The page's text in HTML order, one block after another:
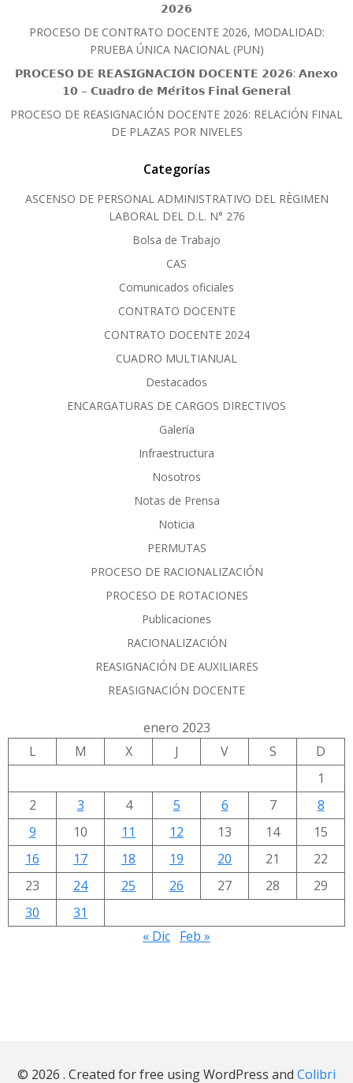
𝟮𝟬𝟮𝟲
PROCESO DE CONTRATO DOCENTE 2026, MODALIDAD:
PRUEBA ÚNICA NACIONAL (PUN)
𝗣𝗥𝗢𝗖𝗘𝗦𝗢 𝗗𝗘 𝗥𝗘𝗔𝗦𝗜𝗚𝗡𝗔𝗖𝗜𝗢́𝗡 𝗗𝗢𝗖𝗘𝗡𝗧𝗘 𝟮𝟬𝟮𝟲: 𝗔𝗻𝗲𝘅𝗼
𝟭𝟬 – 𝗖𝘂𝗮𝗱𝗿𝗼 𝗱𝗲 𝗠𝗲́𝗿𝗶𝘁𝗼𝘀 𝗙𝗶𝗻𝗮𝗹 𝗚𝗲𝗻𝗲𝗿𝗮𝗹
PROCESO DE REASIGNACIÓN DOCENTE 2026: RELACIÓN FINAL
DE PLAZAS POR NIVELES
Categorías
ASCENSO DE PERSONAL ADMINISTRATIVO DEL RÈGIMEN
LABORAL DEL D.L. N° 276
Bolsa de Trabajo
CAS
Comunicados oficiales
CONTRATO DOCENTE
CONTRATO DOCENTE 2024
CUADRO MULTIANUAL
Destacados
ENCARGATURAS DE CARGOS DIRECTIVOS
Galería
Infraestructura
Nosotros
Notas de Prensa
Noticia
PERMUTAS
PROCESO DE RACIONALIZACIÓN
PROCESO DE ROTACIONES
Publicaciones
RACIONALIZACIÓN
REASIGNACIÓN DE AUXILIARES
REASIGNACIÓN DOCENTE
enero 2023
L
M X J V S
D
1
2
3 4 5 6 7
8
9
10 11 12 13 14
15
16
17 18 19 20 21
22
23
24 25 26 27 28
29
30
31
« Dic Feb »
© 2026 . Created for free using WordPress and Colibri